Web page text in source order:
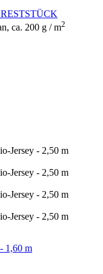
RESTSTÜCK
ca. 200 g / m2